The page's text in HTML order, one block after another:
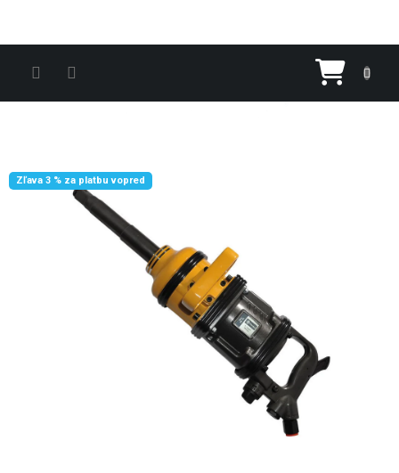
Zľava 3 % za platbu vopred